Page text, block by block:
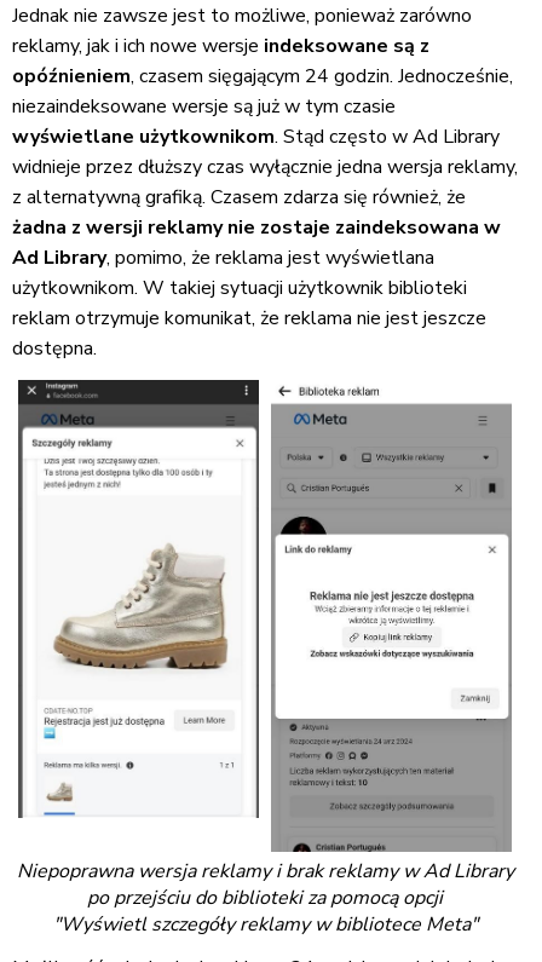
Jednak nie zawsze jest to możliwe, ponieważ zarówno
reklamy, jak i ich nowe wersje indeksowane są z
opóźnieniem, czasem sięgającym 24 godzin. Jednocześnie,
niezaindeksowane wersje są już w tym czasie
wyświetlane użytkownikom. Stąd często w Ad Library
widnieje przez dłuższy czas wyłącznie jedna wersja reklamy,
z alternatywną grafiką. Czasem zdarza się również, że
żadna z wersji reklamy nie zostaje zaindeksowana w
Ad Library, pomimo, że reklama jest wyświetlana
użytkownikom. W takiej sytuacji użytkownik biblioteki
reklam otrzymuje komunikat, że reklama nie jest jeszcze
dostępna.
Niepoprawna wersja reklamy i brak reklamy w Ad Library
po przejściu do biblioteki za pomocą opcji
"Wyświetl szczegóły reklamy w bibliotece Meta"